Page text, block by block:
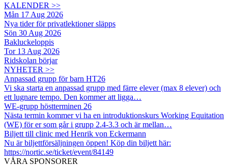
KALENDER >>
Mån 17 Aug 2026
Nya tider för privatlektioner släpps
Sön 30 Aug 2026
Bakluckeloppis
Tor 13 Aug 2026
Ridskolan börjar
NYHETER >>
Anpassad grupp för barn HT26
Vi ska starta en anpassad grupp med färre elever (max 8 elever) och
ett lugnare tempo. Den kommer att ligga…
WE-grupp höstterminen 26
Nästa termin kommer vi ha en introduktionskurs Working Equitation
(WE) för er som går i grupp 2.4-3.3 och är mellan…
Biljett till clinic med Henrik von Eckermann
Nu är biljettförsäljningen öppen! Köp din biljett här:
https://nortic.se/ticket/event/84149
VÅRA SPONSORER